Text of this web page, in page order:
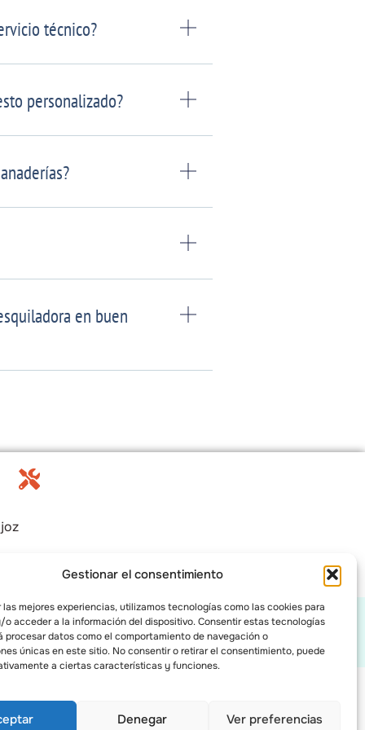
Gestionar el consentimiento
las mejores experiencias, utilizamos tecnologías como las cookies para
o acceder a la información del dispositivo. Consentir estas tecnologías
procesar datos como el comportamiento de navegación o
únicas en este sitio. No consentir o retirar el consentimiento, puede
a ciertas características y funciones.
Denegar Ver preferencias
técnico?
personalizado?
en buen
Copyright @ 2026
Diseño web